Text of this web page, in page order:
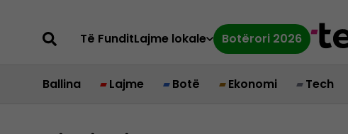
Të FunditLajme lokale Botërori 2026
Ballina Lajme Botë Ekonomi Tech